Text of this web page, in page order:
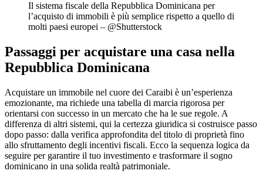
Il sistema fiscale della Repubblica Dominicana per
l’acquisto di immobili è più semplice rispetto a quello di
molti paesi europei – @Shutterstock
Passaggi per acquistare una casa nella
Repubblica Dominicana
Acquistare un immobile nel cuore dei Caraibi è un’esperienza
emozionante, ma richiede una tabella di marcia rigorosa per
orientarsi con successo in un mercato che ha le sue regole. A
differenza di altri sistemi, qui la certezza giuridica si costruisce passo
dopo passo: dalla verifica approfondita del titolo di proprietà fino
allo sfruttamento degli incentivi fiscali. Ecco la sequenza logica da
seguire per garantire il tuo investimento e trasformare il sogno
dominicano in una solida realtà patrimoniale.